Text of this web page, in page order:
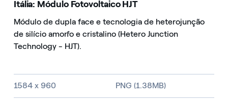
Itália: Módulo Fotovoltaico HJT
Módulo de dupla face e tecnologia de heterojunção
de silício amorfo e cristalino (Hetero Junction
Technology - HJT).
Image size and file type
1584 x 960 PNG (1.38MB)